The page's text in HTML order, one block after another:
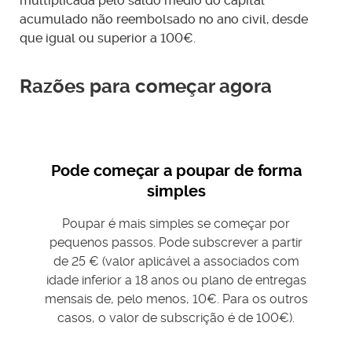
Em regra, os rendimentos de um ato isolado estão
sujeitos a IRS, enquadrando-se na categoria B. Desta
seguinte, na declaração do IRS.
Sim. A emissão de um ato isolado implica, em regra, a
cobrança de IVA, tipicamente à taxa normal de 23%. Em
intermédia de 13% ou à taxa reduzida de 6%.
Há, no entanto, exceções, que estão previstas no artigo
9.º do CIVA. A dispensa de cobrança de IVA aplica-se,
por exemplo, a prestações de serviços efetuadas por
determinados profissionais, como médicos,
acumulado não reembolsado no ano civil, desde
que igual ou superior a 100€.
Razões para começar agora
Pode começar a poupar de forma
simples
Poupar é mais simples se começar por
pequenos passos. Pode subscrever a partir
de 25 € (valor aplicável a associados com
idade inferior a 18 anos ou plano de entregas
mensais de, pelo menos, 10€. Para os outros
casos, o valor de subscrição é de 100€).